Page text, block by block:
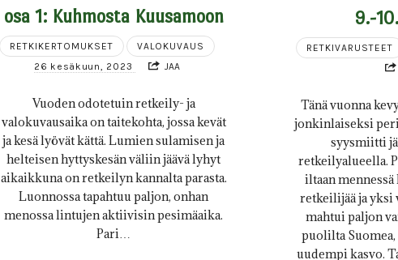
osa 1: Kuhmosta Kuusamoon
RETKIKERTOMUKSET
VALOKUVAUS
26 kesäkuun, 2023
JAA
Vuoden odotetuin retkeily- ja
valokuvausaika on taitekohta, jossa kevät
ja kesä lyövät kättä. Lumien sulamisen ja
helteisen hyttyskesän väliin jäävä lyhyt
aikaikkuna on retkeilyn kannalta parasta.
Luonnossa tapahtuu paljon, onhan
menossa lintujen aktiivisin pesimäaika.
Pari…
9.-
RETKIVARUSTEET
Tänä vuonna
jonkinlaiseksi
syysmiitti
retkeilyalueella.
iltaan
retkeilijää ja yksi
mahtui paljon
puolilta
uudempi kasvo.